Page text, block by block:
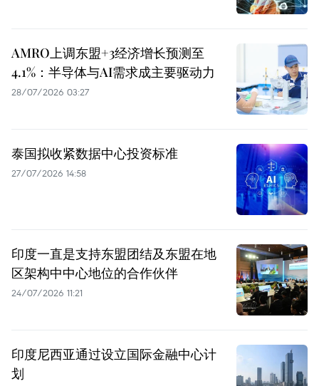
AMRO上调东盟+3经济增长预测至
4.1%：半导体与AI需求成主要驱动力
28/07/2026 03:27
泰国拟收紧数据中心投资标准
27/07/2026 14:58
印度一直是支持东盟团结及东盟在地
区架构中中心地位的合作伙伴
24/07/2026 11:21
印度尼西亚通过设立国际金融中心计
划